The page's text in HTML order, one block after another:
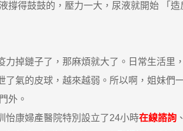
得鼓鼓的，壓力一大，尿液就開始 「
鏈子了，那麻煩就大了。日常生活里
氣的皮球，越來越弱。所以啊，姐妹們
外。
康婦產醫院特別設立了24小時在線諮詢